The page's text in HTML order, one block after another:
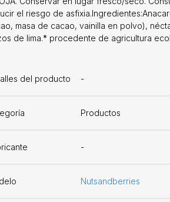
el riesgo de
masa de cacao, vainilla en polvo),
de lima.* procedente de agricultura
del producto -
Productos
-
Nutsandberries